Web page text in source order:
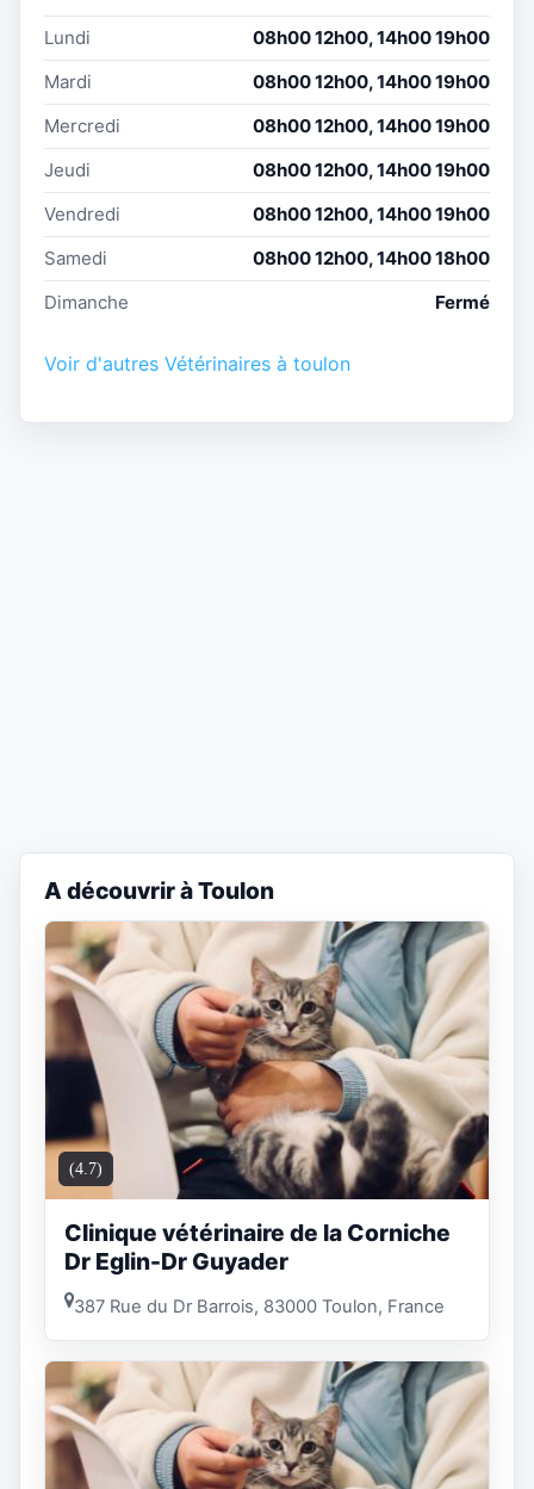
Lundi
08h00 12h00, 14h00 19h00
Mardi
08h00 12h00, 14h00 19h00
Mercredi
08h00 12h00, 14h00 19h00
Jeudi
08h00 12h00, 14h00 19h00
Vendredi
08h00 12h00, 14h00 19h00
Samedi
08h00 12h00, 14h00 18h00
Dimanche
Fermé
Voir d'autres Vétérinaires à toulon
A découvrir à Toulon
(4.7)
Clinique vétérinaire de la Corniche
Dr Eglin-Dr Guyader
387 Rue du Dr Barrois, 83000 Toulon, France